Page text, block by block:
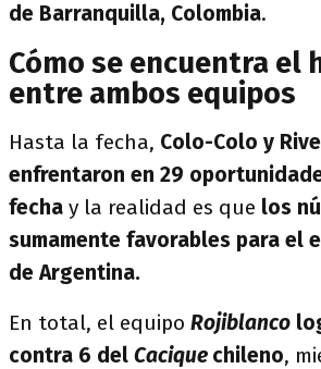
de Barranquilla, Colombia.
Cómo se encuentra el
entre ambos equipos
Hasta la fecha, Colo-Colo y
enfrentaron en 29
fecha y la realidad es que los
sumamente favorables para el
de Argentina.
En total, el equipo Rojiblanco
contra 6 del Cacique chileno,